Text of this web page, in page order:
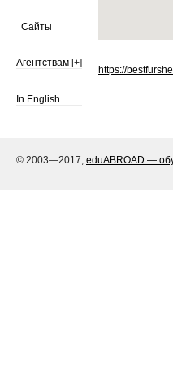
Сайты
Агентствам [+]
In English
https://
© 2003—2017, eduABROAD —